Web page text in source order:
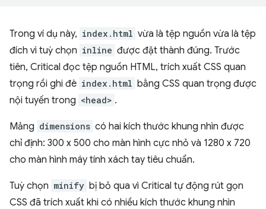
Trong ví dụ này, index.html vừa là tệp nguồn vừa là tệp
đích vì tuỳ chọn inline được đặt thành đúng. Trước
tiên, Critical đọc tệp nguồn HTML, trích xuất CSS quan
trọng rồi ghi đè index.html bằng CSS quan trọng được
nội tuyến trong <head> .
Mảng dimensions có hai kích thước khung nhìn được
chỉ định: 300 x 500 cho màn hình cực nhỏ và 1280 x 720
cho màn hình máy tính xách tay tiêu chuẩn.
Tuỳ chọn minify bị bỏ qua vì Critical tự động rút gọn
CSS đã trích xuất khi có nhiều kích thước khung nhìn